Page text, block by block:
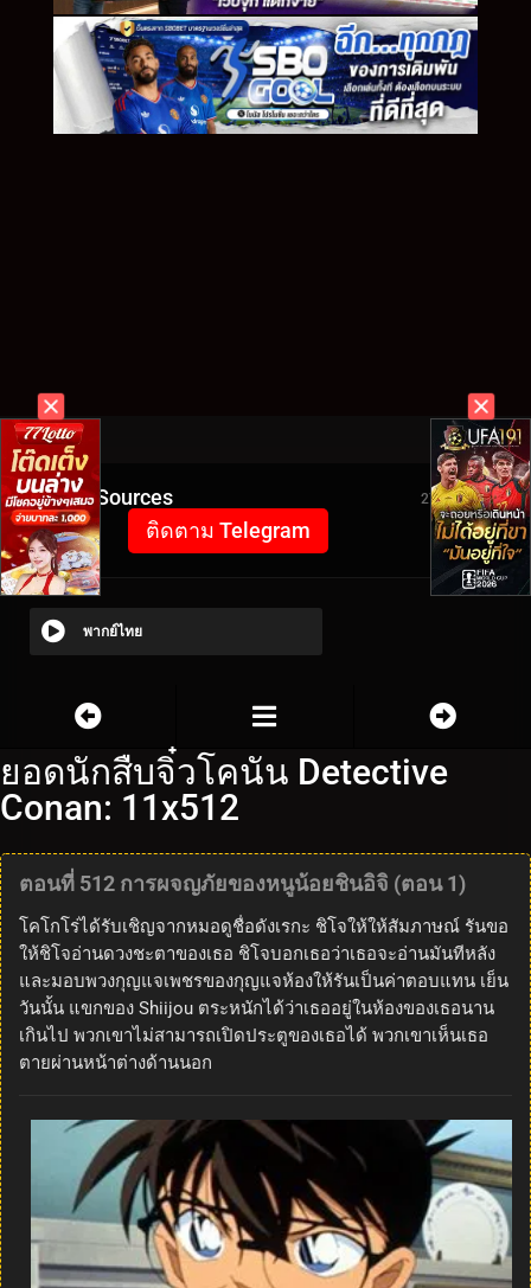
Video Sources 2794 Views
ติดตาม Telegram
พากย์ไทย
ยอดนักสืบจิ๋วโคนัน Detective
Conan: 11x512
ตอนที่ 512 การผจญภัยของหนูน้อยชินอิจิ (ตอน 1)
โคโกโร่ได้รับเชิญจากหมอดูชื่อดังเรกะ ชิโจให้ให้สัมภาษณ์ รันขอ
ให้ชิโจอ่านดวงชะตาของเธอ ชิโจบอกเธอว่าเธอจะอ่านมันทีหลัง
และมอบพวงกุญแจเพชรของกุญแจห้องให้รันเป็นค่าตอบแทน เย็น
วันนั้น แขกของ Shiijou ตระหนักได้ว่าเธออยู่ในห้องของเธอนาน
เกินไป พวกเขาไม่สามารถเปิดประตูของเธอได้ พวกเขาเห็นเธอ
ตายผ่านหน้าต่างด้านนอก